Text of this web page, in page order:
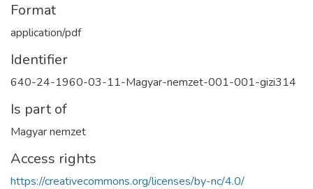
Format
application/pdf
Identifier
640-24-1960-03-11-Magyar-nemzet-001-001-gizi314
Is part of
Magyar nemzet
Access rights
https://creativecommons.org/licenses/by-nc/4.0/